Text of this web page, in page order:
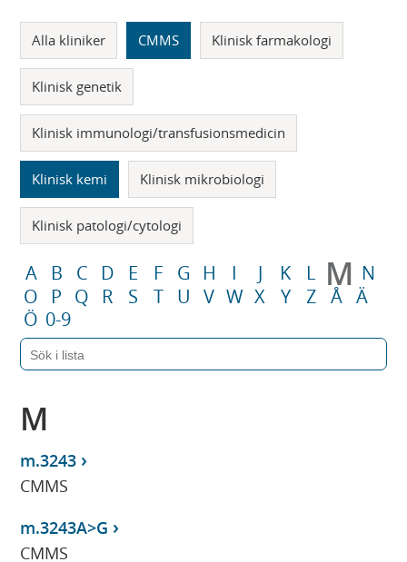
Alla kliniker CMMS Klinisk farmakologi
Klinisk genetik
Klinisk immunologi/transfusionsmedicin
Klinisk kemi Klinisk mikrobiologi
Klinisk patologi/cytologi
A B C D E F G H I J K L M N
O
P Q R S T U V W X Y Z Å Ä
Ö 0-9
M
m.3243
CMMS
m.3243A>G
CMMS